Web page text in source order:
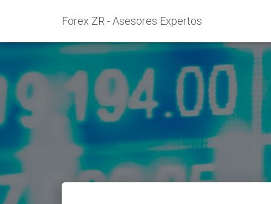
Forex ZR - Asesores Expertos